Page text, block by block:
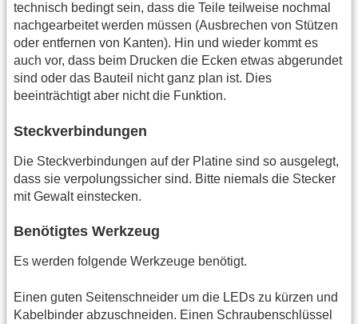
technisch bedingt sein, dass die Teile teilweise nochmal
nachgearbeitet werden müssen (Ausbrechen von Stützen
oder entfernen von Kanten). Hin und wieder kommt es
auch vor, dass beim Drucken die Ecken etwas abgerundet
sind oder das Bauteil nicht ganz plan ist. Dies
beeinträchtigt aber nicht die Funktion.
Steckverbindungen
Die Steckverbindungen auf der Platine sind so ausgelegt,
dass sie verpolungssicher sind. Bitte niemals die Stecker
mit Gewalt einstecken.
Benötigtes Werkzeug
Es werden folgende Werkzeuge benötigt.
Einen guten Seitenschneider um die LEDs zu kürzen und
Kabelbinder abzuschneiden. Einen Schraubenschlüssel